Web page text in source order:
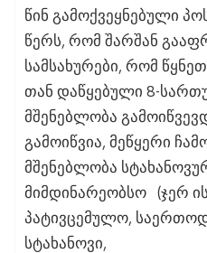
წინ გამოქვეყნებული
წერს, რომ შარშან
სამსახურები, რომ
თან დაწყებული 8-
მშენებლობა
გამოიწვია, მეწყერი
მშენებლობა
მიმდინარეობსო (ჯერ
პატივცემულო, საერთოდ
სტახანოვი,